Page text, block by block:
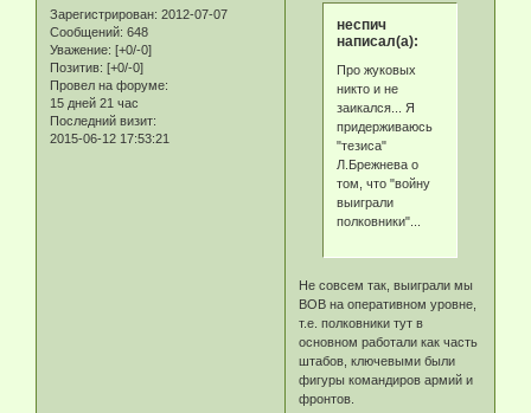
Зарегистрирован: 2012-07-07
Сообщений: 648
Уважение: [+0/-0]
Позитив: [+0/-0]
Провел на форуме:
15 дней 21 час
Последний визит:
2015-06-12 17:53:21
неспич
написал(а):
Про жуковых
никто и не
заикался... Я
придерживаюсь
"тезиса"
Л.Брежнева о
том, что "войну
выиграли
полковники"...
Не совсем так, выиграли мы
ВОВ на оперативном уровне,
т.е. полковники тут в
основном работали как часть
штабов, ключевыми были
фигуры командиров армий и
фронтов.